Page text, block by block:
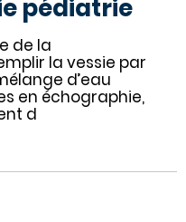
pédiatrie
de la
la vessie par
d’eau
en échographie,
d